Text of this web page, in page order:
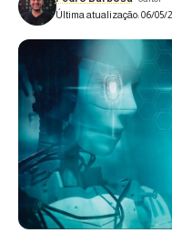
Última atualização: 06/05/